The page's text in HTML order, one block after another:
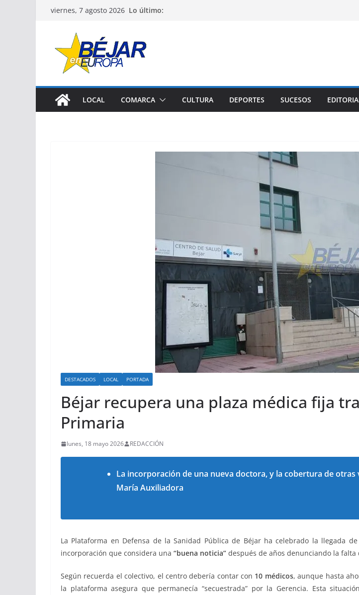
Saltarviernes, 7 agosto 2026 Lo último:
LOCAL COMARCA CULTURA DEPORTES SUCESOS
DESTACADOS LOCAL PORTADA
Béjar recupera una plaza médica fija
Primaria
lunes, 18 mayo 2026 REDACCIÓN
La incorporación de una nueva doctora, y la cobertura de
María Auxiliadora
La Plataforma en Defensa de la Sanidad Pública de Béjar ha celebrado la llegada
incorporación que considera una “buena noticia” después de años denunciando la
Según recuerda el colectivo, el centro debería contar con 10 médicos, aunque hasta
la plataforma asegura que permanecía “secuestrada” por la Gerencia. Esta